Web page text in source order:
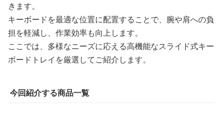
きます。
キーボードを最適な位置に配置することで、腕や肩への負
担を軽減し、作業効率も向上します。
ここでは、多様なニーズに応える高機能なスライド式キー
ボードトレイを厳選してご紹介します。
今回紹介する商品一覧